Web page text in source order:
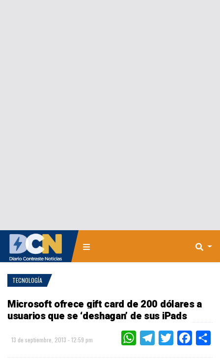
TECNOLOGÍA
Microsoft ofrece gift card de 200 dólares a
usuarios que se ‘deshagan’ de sus iPads
13 de septiembre, 2013 - 12:59 pm WHATSAPPTELEGRAMTWITTER